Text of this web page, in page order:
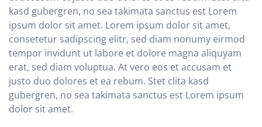
kasd gubergren, no sea takimata sanctus est Lorem
ipsum dolor sit amet. Lorem ipsum dolor sit amet,
consetetur sadipscing elitr, sed diam nonumy eirmod
tempor invidunt ut labore et dolore magna aliquyam
erat, sed diam voluptua. At vero eos et accusam et
justo duo dolores et ea rebum. Stet clita kasd
gubergren, no sea takimata sanctus est Lorem ipsum
dolor sit amet.